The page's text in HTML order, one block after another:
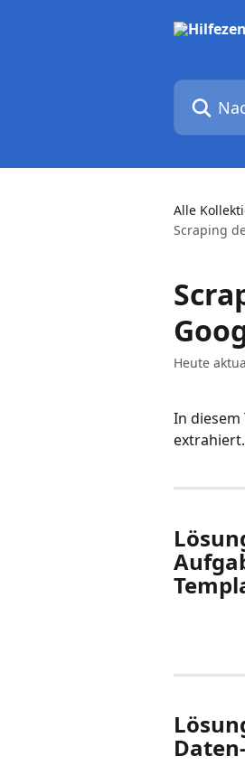
Nach
Alle
Scraping
Heute
In diesem
extrahiert.